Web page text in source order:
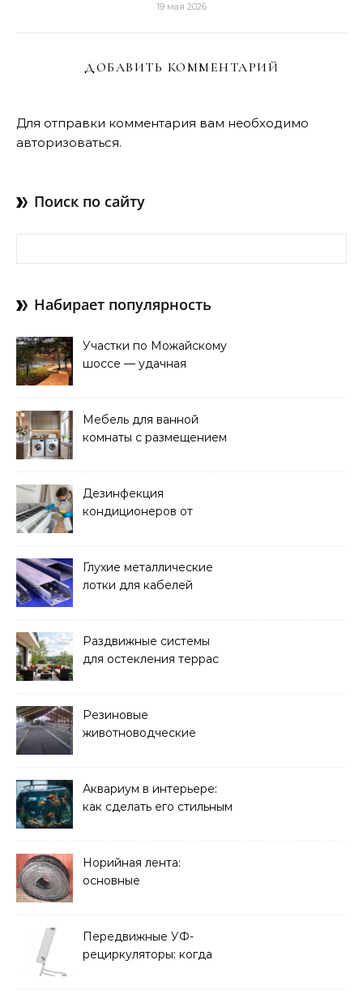
19 мая 2026
ДОБАВИТЬ КОММЕНТАРИЙ
Для отправки комментария вам необходимо
авторизоваться.
Поиск по сайту
Набирает популярность
Участки по Можайскому
шоссе — удачная
Мебель для ванной
комнаты с размещением
Дезинфекция
кондиционеров от
Глухие металлические
лотки для кабелей
Раздвижные системы
для остекления террас
Резиновые
животноводческие
решать
Аквариум в интерьере:
как сделать его стильным
Норийная лента:
основные
и советы по выбору
Передвижные УФ-
рециркуляторы: когда